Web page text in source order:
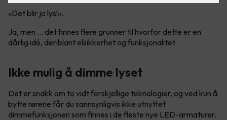
«Det blir jo lys!».
Ja, men ... det finnes flere grunner til hvorfor dette er en
dårlig idé, deriblant elsikkerhet og funksjonalitet.
Ikke mulig å dimme lyset
Det er snakk om to vidt forskjellige teknologier, og ved kun å
bytte rørene får du sannsynligvis ikke utnyttet
dimmefunksjonen som finnes i de fleste nye LED-armaturer.